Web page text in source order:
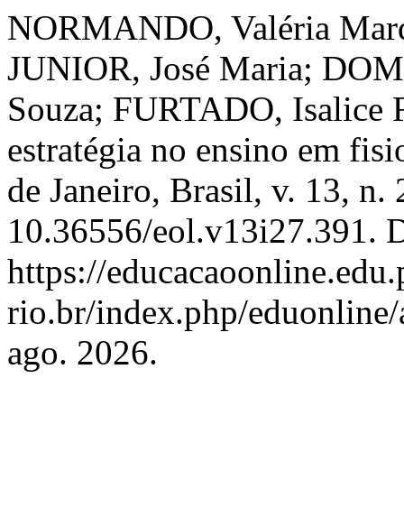
NORMANDO, Valéria
JUNIOR, José Maria;
Souza; FURTADO, Isalice
estratégia no ensino em
de Janeiro, Brasil, v. 13,
10.36556/eol.v13i27.391.
https://
rio.br/index.php/
ago. 2026.